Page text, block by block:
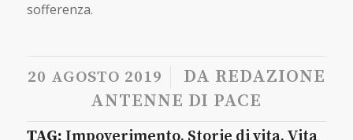
sofferenza.
20 AGOSTO 2019
/ DA REDAZIONE
ANTENNE DI PACE